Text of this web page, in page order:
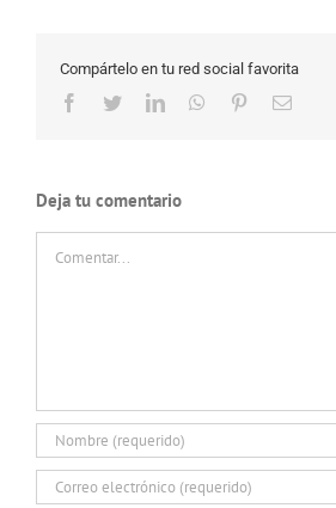
Compártelo en tu red social favorita
Facebook
TwitterLinkedInWhatsApp
PinterestCorreo
Deja tu comentario